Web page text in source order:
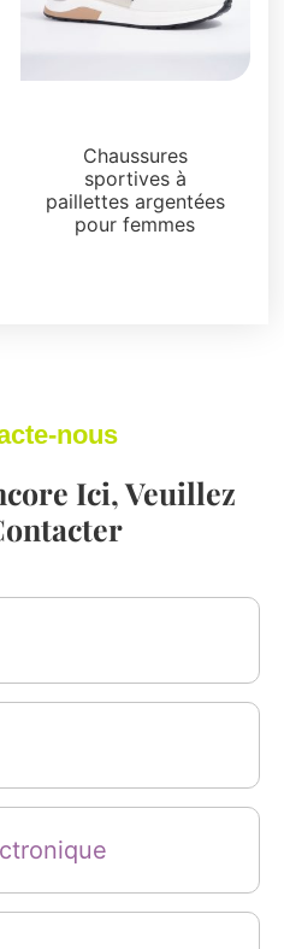
Chaussures
sportives à
paillettes argentées
pour femmes
nous
Ici, Veuillez